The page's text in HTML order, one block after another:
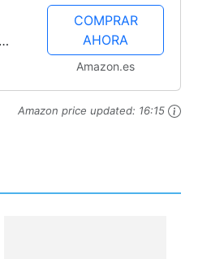
COMPRAR
AHORA
Amazon.es
Amazon price updated: 16:15